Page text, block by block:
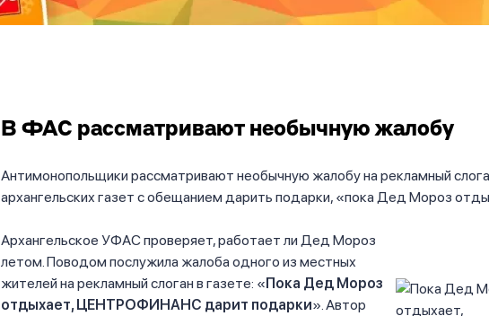
В ФАС рассматривают необычную жалобу
Антимонопольщики рассматривают необычную жалобу на рекламный
архангельских газет с обещанием дарить подарки, «пока Дед Мороз
Архангельское УФАС проверяет, работает ли Дед Мороз
летом. Поводом послужила жалоба одного из местных
жителей на рекламный слоган в газете: «Пока Дед Мороз
отдыхает, ЦЕНТРОФИНАНС дарит подарки». Автор